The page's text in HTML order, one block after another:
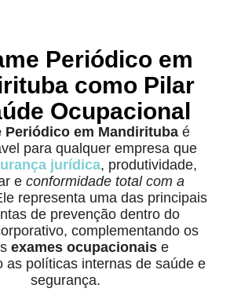
Periódico em
como Pilar
Ocupacional
Periódico em Mandiritubaé
para qualquer empresa que
jurídica, produtividade,
e conformidade total com a
representa uma das principais
de prevenção dentro do
complementando os
exames ocupacionais e
as políticas internas de saúde e
segurança.